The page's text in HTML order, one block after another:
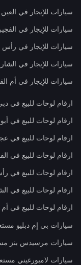
سيارات للإيجار في العين
سيارات للإيجار في
سيارات للإيجار في رأس
سيارات للإيجار في
سيارات للإيجار في أم
ارقام لوحات للبيع في
ارقام لوحات للبيع في
ارقام لوحات للبيع في
ارقام لوحات للبيع في
ارقام لوحات للبيع في
ارقام لوحات للبيع في
ارقام لوحات للبيع في أم
سيارات بي إم دبليو
سيارات مرسيدس بنز
سيارات لامبورغيني